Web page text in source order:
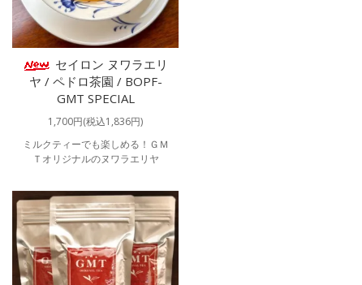
セイロン ヌワラエリ
ヤ / ペドロ茶園 / BOPF-
GMT SPECIAL
1,700円(税込1,836円)
ミルクティーでも楽しめる！ＧＭ
Ｔオリジナルのヌワラエリヤ